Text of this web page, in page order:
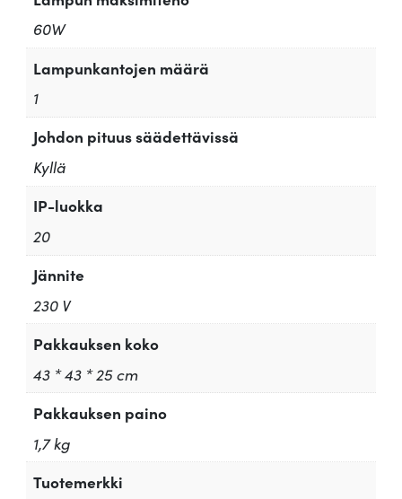
60W
Lampunkantojen määrä
1
Johdon pituus säädettävissä
Kyllä
IP-luokka
20
Jännite
230 V
Pakkauksen koko
43 * 43 * 25 cm
Pakkauksen paino
1,7 kg
Tuotemerkki